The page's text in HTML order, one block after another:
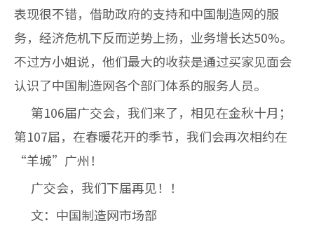
表现很不错，借助政府的支持和中国制造网的服
务，经济危机下反而逆势上扬，业务增长达50%。
不过方小姐说，他们最大的收获是通过买家见面会
认识了中国制造网各个部门体系的服务人员。
第106届广交会，我们来了，相见在金秋十月；
第107届，在春暖花开的季节，我们会再次相约在
“羊城”广州！
广交会，我们下届再见！！
文：中国制造网市场部